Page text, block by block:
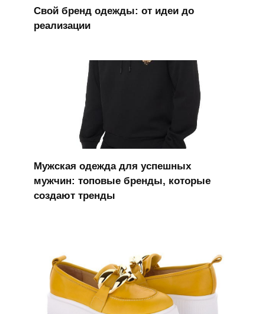
Свой бренд одежды: от идеи до
реализации
Мужская одежда для успешных
мужчин: топовые бренды, которые
создают тренды